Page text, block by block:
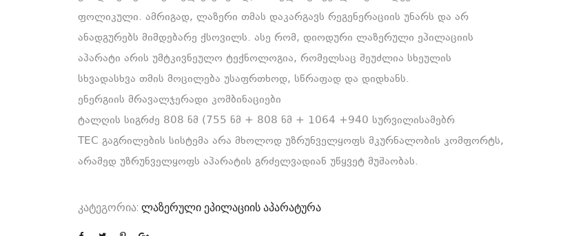
ფოლიკული. ამრიგად, ლაზერი თმას დაკარგავს რეგენერაციის უნარს და არ
ანადგურებს მიმდებარე ქსოვილს. ასე რომ, დიოდური ლაზერული ეპილაციის
აპარატი არის უმტკივნეულო ტექნოლოგია, რომელსაც შეუძლია სხეულის
სხვადასხვა თმის მოცილება უსაფრთხოდ, სწრაფად და დიდხანს.
ენერგიის მრავალჯერადი კომბინაციები
ტალღის სიგრძე 808 ნმ (755 ნმ + 808 ნმ + 1064 +940 სურვილისამებრ
TEC გაგრილების სისტემა არა მხოლოდ უზრუნველყოფს მკურნალობის კომფორტს,
არამედ უზრუნველყოფს აპარატის გრძელვადიან უწყვეტ მუშაობას.
კატეგორია: ლაზერული ეპილაციის აპარატურა